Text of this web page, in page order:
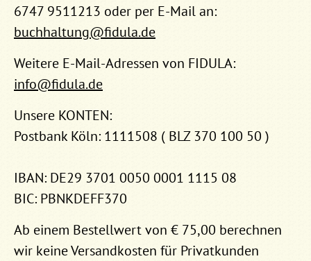
6747 9511213 oder per E-Mail an:
buchhaltung@fidula.de
Weitere E-Mail-Adressen von FIDULA:
info@fidula.de
Unsere KONTEN:
Postbank Köln: 1111508 ( BLZ 370 100 50 )
IBAN: DE29 3701 0050 0001 1115 08
BIC: PBNKDEFF370
Ab einem Bestellwert von € 75,00 berechnen
wir keine Versandkosten für Privatkunden